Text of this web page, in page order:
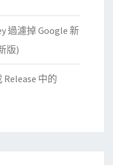
過濾掉 Google 新
版)
中的